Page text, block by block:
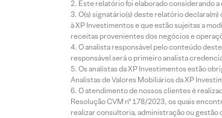
Este relatório foi elaborado considerando
O(s) signatário(s) deste relatório
à XP Investimentos e que estão sujeitas a
receitas provenientes dos negócios e
O analista responsável pelo conteúdo
responsável será o primeiro analista
Os analistas da XP Investimentos estão
Analistas de Valores Mobiliários da XP
O atendimento de nossos clientes é
Resolução CVM nº 178/2023, os quais
realizar consultoria, administração ou